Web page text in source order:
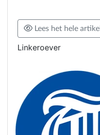
Lees het hele artikel
Linkeroever